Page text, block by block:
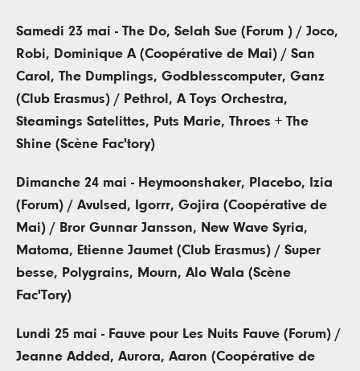
Samedi 23 mai - The Do, Selah Sue (Forum ) / Joco,
Robi, Dominique A (Coopérative de Mai) / San
Carol, The Dumplings, Godblesscomputer, Ganz
(Club Erasmus) / Pethrol, A Toys Orchestra,
Steamings Satelittes, Puts Marie, Throes + The
Shine (Scène Fac'tory)
Dimanche 24 mai - Heymoonshaker, Placebo, Izia
(Forum) / Avulsed, Igorrr, Gojira (Coopérative de
Mai) / Bror Gunnar Jansson, New Wave Syria,
Matoma, Etienne Jaumet (Club Erasmus) / Super
besse, Polygrains, Mourn, Alo Wala (Scène
Fac'Tory)
Lundi 25 mai - Fauve pour Les Nuits Fauve (Forum) /
Jeanne Added, Aurora, Aaron (Coopérative de